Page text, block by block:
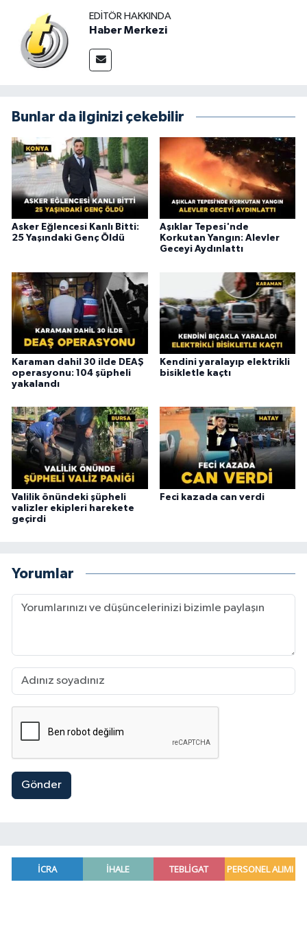
EDITÖR HAKKINDA
Haber Merkezi
Bunlar da ilginizi çekebilir
Asker Eğlencesi Kanlı Bitti:
25 Yaşındaki Genç Öldü
Aşıklar Tepesi'nde
Korkutan Yangın: Alevler
Geceyi Aydınlattı
Karaman dahil 30 ilde DEAŞ
operasyonu: 104 şüpheli
yakalandı
Kendini yaralayıp elektrikli
bisikletle kaçtı
Valilik önündeki şüpheli
valizler ekipleri harekete
geçirdi
Feci kazada can verdi
Yorumlar
Gönder